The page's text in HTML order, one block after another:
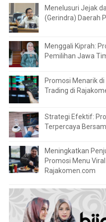
Menelusuri Jejak
(Gerindra) Daerah
Menggali Kiprah:
Pemilihan Jawa
Promosi Menarik
Trading di
Strategi Efektif:
Terpercaya
Meningkatkan
Promosi Menu
Rajakomen.com